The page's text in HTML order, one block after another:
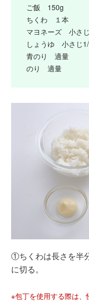
ご飯 150g
ちくわ １本
マヨネーズ 小さじ
しょうゆ 小さじ
青のり 適量
のり 適量
①ちくわは長さを半
に切る。
※包丁を使用する際は、